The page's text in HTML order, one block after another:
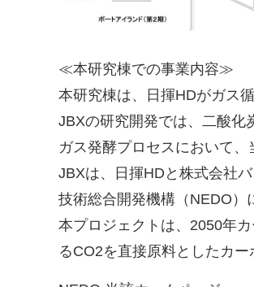
≪本研究棟での事業内容≫
本研究棟は、日揮HDがガス
JBXの研究開発では、二酸化
ガス発酵プロセスにおいて
JBXは、日揮HDと株式会社
技術総合開発機構（NEDO）
本プロジェクトは、2050年
るCO2を直接原料としたカ